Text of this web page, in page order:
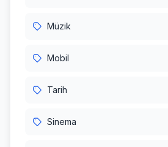
Müzik
Mobil
Tarih
Sinema